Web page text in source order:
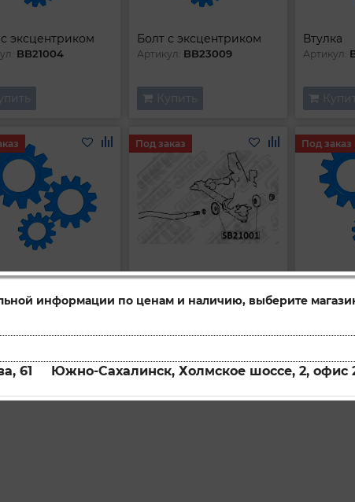
информации по ценам и наличию, выберите
61 Южно-Сахалинск, Холмское шоссе, 2, офис
эксцентриком
BB21004
Болт с эксцентриком
Артикул: BB23009
Купить
Втулка
Артикул:
GS21045
Втулка
Артикул:SB21001
Под заказ
Втулка
Артикул:
Под заказ